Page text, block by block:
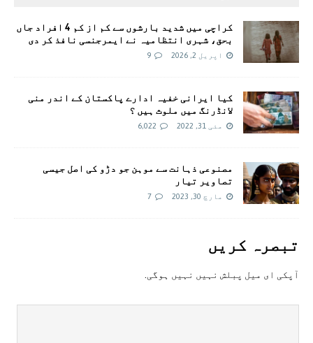
کراچی میں شدید بارشوں سے کم از کم 4 افراد جاں
بحق، شہری انتظامیہ نے ایمرجنسی نافذ کر دی
اپریل 2, 2026 9
کيا ایرانی خفيہ ادارے پاکستان کے اندر منی
لانڈرنگ ميں ملوث ہيں ؟
مئی 31, 2022 6,022
مصنوعی ذہانت سے موہن جو دڑو کی اصل جیسی
تصاویر تیار
مارچ 30, 2023 7
تبصرہ کريں
آپکی ای ميل پبلش نہيں نہيں ہوگی.